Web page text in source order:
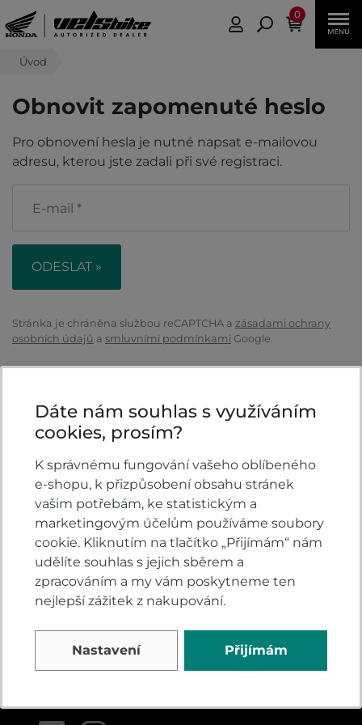
0
Úvod
Obnovit zapomenuté heslo
Pro obnovení hesla je nutné napsat e-mailovou
adresu, kterou jste zadali při své registraci.
Stránka je chráněna službou reCAPTCHA a zásadami ochrany
osobních údajů a smluvními podmínkami Google.
KONTAKTY
VELSBIKE s.r.o.
Jinačovice 513
Jinačovice u Brna
664 34
všední dny 8:00-17:00
honda@velsbike.cz
Dáte nám souhlas s využíváním
cookies, prosím?
K správnému fungování vašeho oblíbeného
e-shopu, k přizpůsobení obsahu stránek
vašim potřebám, ke statistickým a
marketingovým účelům používáme soubory
cookie. Kliknutím na tlačítko „Přijímám“ nám
udělíte souhlas s jejich sběrem a
zpracováním a my vám poskytneme ten
nejlepší zážitek z nakupování.
Nastavení Přijímám